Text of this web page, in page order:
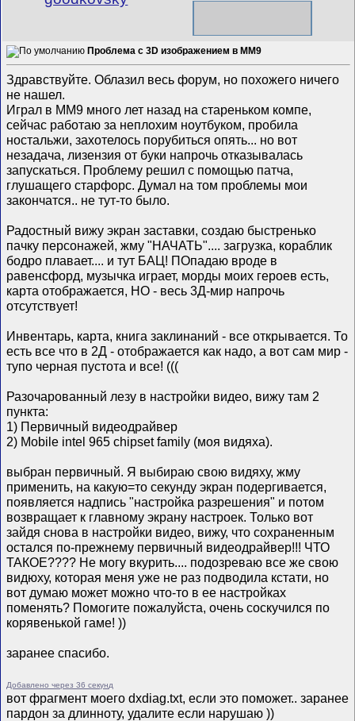
Проблема с 3D изображением в MM9
Здравствуйте. Облазил весь форум, но похожего ничего
не нашел.
Играл в ММ9 много лет назад на стареньком компе,
сейчас работаю за неплохим ноутбуком, пробила
ностальжи, захотелось порубиться опять... но вот
незадача, лизензия от буки напрочь отказывалась
запускаться. Проблему решил с помощью патча,
глушащего старфорс. Думал на том проблемы мои
закончатся.. не тут-то было.
Радостный вижу экран заставки, создаю быстренько
пачку персонажей, жму "НАЧАТЬ".... загрузка, кораблик
бодро плавает.... и тут БАЦ! ПОпадаю вроде в
равенсфорд, музычка играет, морды моих героев есть,
карта отображается, НО - весь 3Д-мир напрочь
отсутствует!
Инвентарь, карта, книга заклинаний - все открывается. То
есть все что в 2Д - отображается как надо, а вот сам мир -
тупо черная пустота и все! (((
Разочарованный лезу в настройки видео, вижу там 2
пункта:
1) Первичный видеодрайвер
2) Mobile intel 965 chipset family (моя видяха).
выбран первичный. Я выбираю свою видяху, жму
применить, на какую=то секунду экран подергивается,
появляется надпись "настройка разрешения" и потом
возвращает к главному экрану настроек. Только вот
зайдя снова в настройки видео, вижу, что сохраненным
остался по-прежнему первичный видеодрайвер!!! ЧТО
ТАКОЕ???? Не могу вкурить.... подозреваю все же свою
видюху, которая меня уже не раз подводила кстати, но
вот думаю может можно что-то в ее настройках
поменять? Помогите пожалуйста, очень соскучился по
корявенькой гаме! ))
заранее спасибо.
Добавлено через 36 секунд
вот фрагмент моего dxdiag.txt, если это поможет.. заранее
пардон за длинноту, удалите если нарушаю ))